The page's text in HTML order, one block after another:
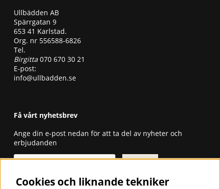
Ullbädden AB
Spärrgatan 9
653 41 Karlstad.
Org. nr 556588-6826
Tel.
Birgitta 070 670 30 21
E-post:
info@ullbadden.se
Få vårt nyhetsbrev
Ange din e-post nedan för att ta del av nyheter och
erbjudanden
Skicka
ULLBÄDDEN - SÄNGKLÄDER FÖR
Cookies och liknande tekniker